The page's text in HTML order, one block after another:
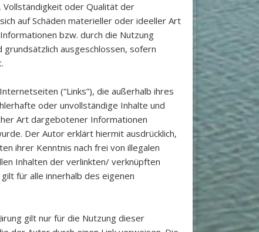
oder Qualität der
auf Schäden materieller oder ideeller Art
bzw. durch die Nutzung
ausgeschlossen, sofern
(“Links”), die außerhalb ihres
oder unvollständige Inhalte und
Art dargebotener Informationen
Der Autor erklärt hiermit ausdrücklich,
ihrer Kenntnis nach frei von illegalen
Inhalten der verlinkten/ verknüpften
für alle innerhalb des eigenen
gilt nur für die Nutzung dieser